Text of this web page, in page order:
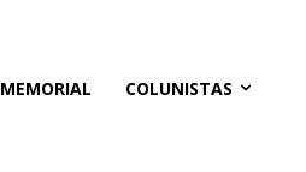
MEMORIAL COLUNISTAS